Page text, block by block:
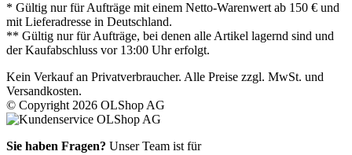
* Gültig nur für Aufträge mit einem Netto-Warenwert ab 150 € und
mit Lieferadresse in Deutschland.
** Gültig nur für Aufträge, bei denen alle Artikel lagernd sind und
der Kaufabschluss vor 13:00 Uhr erfolgt.
Kein Verkauf an Privatverbraucher. Alle Preise zzgl. MwSt. und
Versandkosten.
© Copyright 2026 OLShop AG
Sie haben Fragen? Unser Team ist für